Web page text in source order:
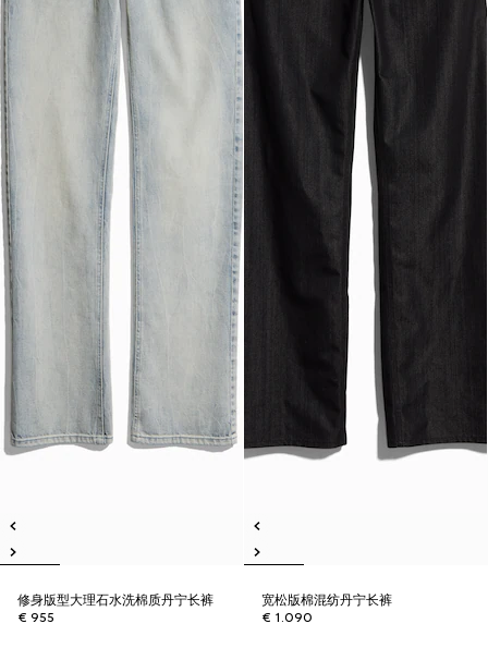
修身版型大理石水洗棉质丹宁长裤
€ 955
宽松版棉混纺丹宁长裤
€ 1.090